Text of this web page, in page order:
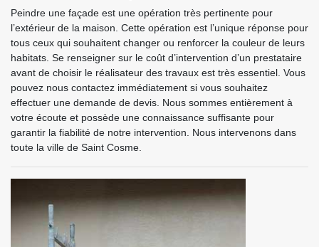
Peindre une façade est une opération très pertinente pour
l’extérieur de la maison. Cette opération est l’unique réponse pour
tous ceux qui souhaitent changer ou renforcer la couleur de leurs
habitats. Se renseigner sur le coût d’intervention d’un prestataire
avant de choisir le réalisateur des travaux est très essentiel. Vous
pouvez nous contactez immédiatement si vous souhaitez
effectuer une demande de devis. Nous sommes entièrement à
votre écoute et possède une connaissance suffisante pour
garantir la fiabilité de notre intervention. Nous intervenons dans
toute la ville de Saint Cosme.